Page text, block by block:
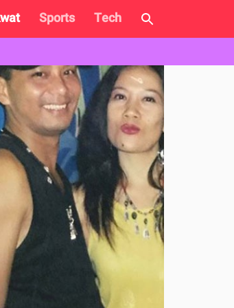
Sports
Tech